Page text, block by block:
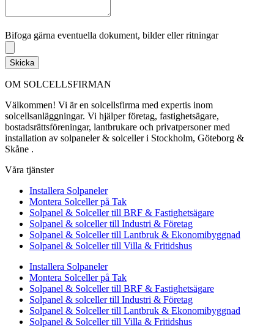
Bifoga gärna eventuella dokument, bilder eller ritningar
Skicka
OM SOLCELLSFIRMAN
Välkommen! Vi är en solcellsfirma med expertis inom
solcellsanläggningar. Vi hjälper företag, fastighetsägare,
bostadsrättsföreningar, lantbrukare och privatpersoner med
installation av solpaneler & solceller i Stockholm, Göteborg &
Skåne .
Våra tjänster
Installera Solpaneler
Montera Solceller på Tak
Solpanel & Solceller till BRF & Fastighetsägare
Solpanel & solceller till Industri & Företag
Solpanel & Solceller till Lantbruk & Ekonomibyggnad
Solpanel & Solceller till Villa & Fritidshus
Installera Solpaneler
Montera Solceller på Tak
Solpanel & Solceller till BRF & Fastighetsägare
Solpanel & solceller till Industri & Företag
Solpanel & Solceller till Lantbruk & Ekonomibyggnad
Solpanel & Solceller till Villa & Fritidshus